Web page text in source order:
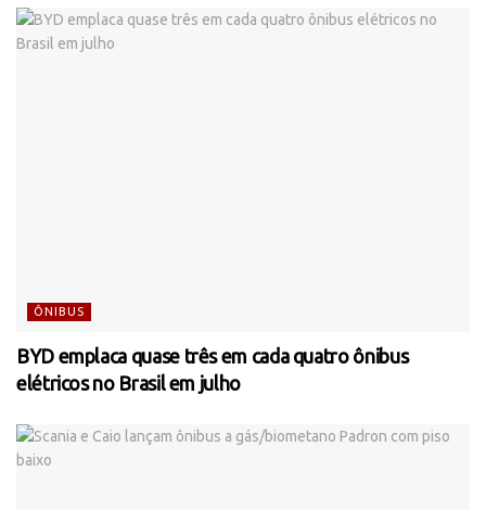
ÔNIBUS
BYD emplaca quase três em cada quatro ônibus
elétricos no Brasil em julho